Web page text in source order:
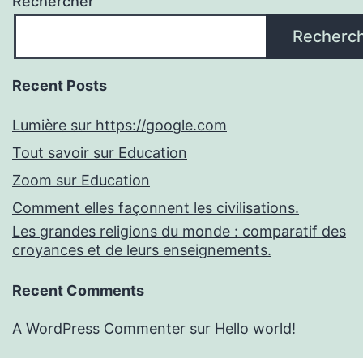
Recent Posts
Lumière sur https://google.com
Tout savoir sur Education
Zoom sur Education
Comment elles façonnent les civilisations.
Les grandes religions du monde : comparatif des
croyances et de leurs enseignements.
Recent Comments
A WordPress Commenter sur Hello world!